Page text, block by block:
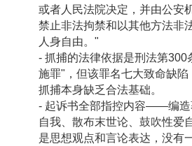
或者人民法院决定，并由公安
禁止非法拘禁和以其他方法非
人身自由。"
- 抓捕的法律依据是刑法第300
施罪"，但该罪名七大致命缺
抓捕本身缺乏合法基础。
- 起诉书全部指控内容——编造
自我、散布末世论、鼓吹性
是思想观点和言论表达，没有